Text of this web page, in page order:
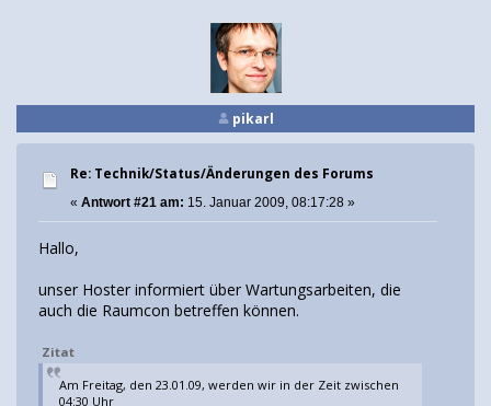
pikarl
Re: Technik/Status/Änderungen des Forums
« Antwort #21 am: 15. Januar 2009, 08:17:28 »
Hallo,
unser Hoster informiert über Wartungsarbeiten, die
auch die Raumcon betreffen können.
Zitat
Am Freitag, den 23.01.09, werden wir in der Zeit zwischen
04:30 Uhr